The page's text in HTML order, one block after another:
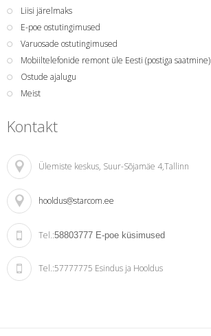
Liisi järelmaks
E-poe ostutingimused
Varuosade ostutingimused
Mobiiltelefonide remont üle Eesti (postiga saatmine)
Ostude ajalugu
Meist
Kontakt
Ülemiste keskus, Suur-Sõjamäe 4,Tallinn
hooldus@starcom.ee
Tel.:58803777 E-poe küsimused
Tel.:57777775 Esindus ja Hooldus